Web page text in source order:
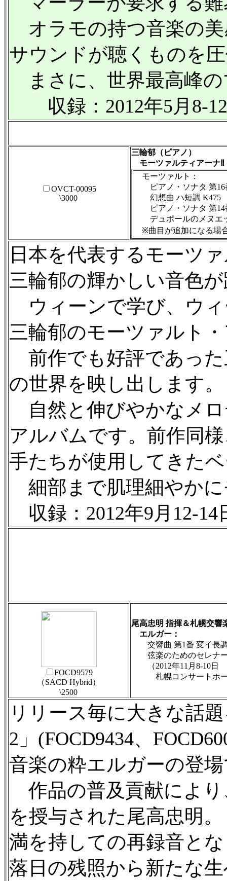
オラモの持つ音楽の
サウンドが聴くものを
まさに、世界最高峰
収録：2012年5月8-12
OVCT-00095
\3000
三輪郁（ピアノ）
モーツァルティアーナⅡ
モーツァルト：
ピアノ・ソナタ 第16
幻想曲 ハ短調 K475
ピアノ・ソナタ 第14
デュポールのメヌエ
※曲目が追加になる場
日本を代表するモーツ
三輪郁の輝かしい音色
ウィーンで学び、ウ
三輪郁のモーツァルト
前作でも好評であった
の世界を映し出します。
自然と伸びやかなメロ
アルバムです。前作同
手たちが使用してきた
細部まで肌理細やか
収録：2012年9月12-
FOCD9579
（SACD Hybrid）
\2500
尾高忠明 指揮＆札幌交響
エルガー：
交響曲 第1番 変イ長調
弦楽のためのセレナー
（2012年11月8-10日
札幌コンサートホー
リリース毎に大きな話
2」(FOCD9434、
音楽の粋エルガーの登
作品の普及貢献により
を授与された尾高忠明
満を持しての再録音と
落日の残照から新たな